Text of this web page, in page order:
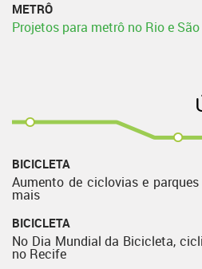
METRÔ
Projetos para metrô no Rio e
BICICLETA
Aumento de ciclovias e
mais
BICICLETA
No Dia Mundial da Bicicleta,
no Recife